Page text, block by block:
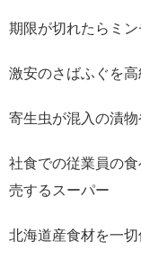
期限が切れたらミ
激安のさばふぐを
寄生虫が混入の漬
社食での従業員の
売するスーパー
北海道産食材を一